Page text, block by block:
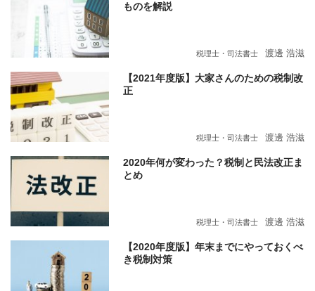
ものを解説
税理士・司法書士 渡邊 浩滋
【2021年度版】大家さんのための税制改
正
税理士・司法書士 渡邊 浩滋
2020年何が変わった？税制と民法改正ま
とめ
税理士・司法書士 渡邊 浩滋
【2020年度版】年末までにやっておくべ
き税制対策